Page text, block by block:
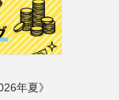
年夏》